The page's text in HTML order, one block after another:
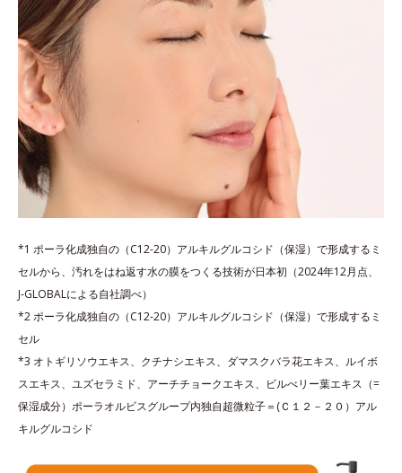
*1 ポーラ化成独自の（C12-20）アルキルグルコシド（保湿）で形成するミ
セルから、汚れをはね返す水の膜をつくる技術が日本初（2024年12月点、
J-GLOBALによる自社調べ）
*2 ポーラ化成独自の（C12-20）アルキルグルコシド（保湿）で形成するミ
セル
*3 オトギリソウエキス、クチナシエキス、ダマスクバラ花エキス、ルイボ
スエキス、ユズセラミド、アーチチョークエキス、ビルべリー葉エキス（=
保湿成分）ポーラオルビスグループ内独自超微粒子＝(Ｃ１２－２０）アル
キルグルコシド